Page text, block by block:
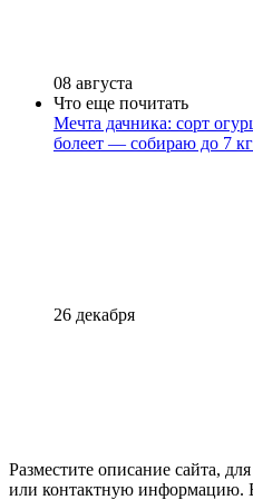
08 августа
Что еще почитать
Мечта дачника: сорт
болеет — собираю до 7 кг
26 декабря
Разместите описание сайта,
или контактную информацию.